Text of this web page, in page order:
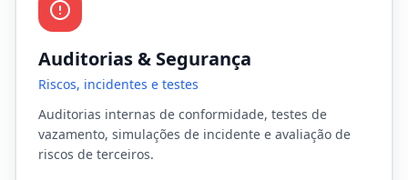
Auditorias & Segurança
Riscos, incidentes e testes
Auditorias internas de conformidade, testes de
vazamento, simulações de incidente e avaliação de
riscos de terceiros.